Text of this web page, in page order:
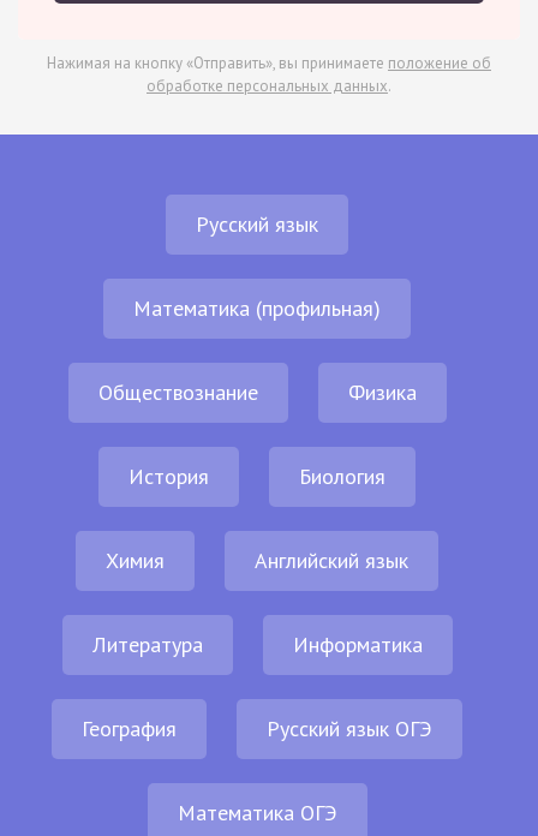
Нажимая на кнопку «Отправить», вы принимаете положение об
обработке персональных данных.
Русский язык
Математика (профильная)
Обществознание Физика
История Биология
Химия Английский язык
Литература Информатика
География Русский язык ОГЭ
Математика ОГЭ